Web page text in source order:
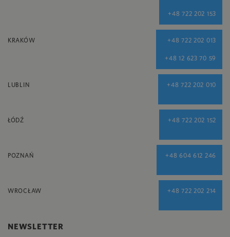
+48 722 202 153
KRAKÓW +48 722 202 013
+48 12 623 70 59
LUBLIN +48 722 202 010
ŁÓDŹ +48 722 202 152
POZNAŃ +48 604 612 246
WROCŁAW +48 722 202 214
NEWSLETTER